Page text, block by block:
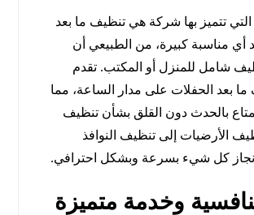
التي تتميز بها شركة هي تنظيف ما بعد
أي مناسبة كبيرة، من الطبيعي أن
شامل للمنزل أو المكتب. تقدم
بعد الحفلات على مدار الساعة، مما
بالحدث دون القلق بشأن تنظيف
الأرضيات إلى تنظيف النوافذ
إنجاز كل شيء بسرعة وبشكل احترافي.
وخدمة متميزة